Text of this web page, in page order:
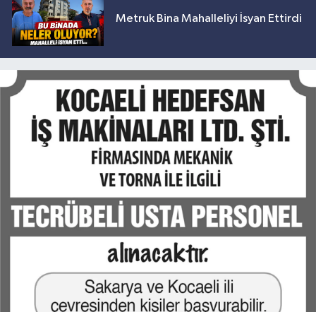
Metruk Bina Mahalleliyi İsyan Ettirdi